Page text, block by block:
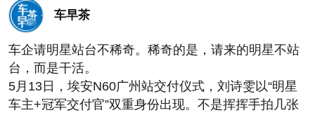
车早茶
车企请明星站台不稀奇。稀奇的是，请来的明星不站
台，而是干活。
5月13日，埃安N60广州站交付仪式，刘诗雯以“明星
车主+冠军交付官”双重身份出现。不是挥挥手拍几张